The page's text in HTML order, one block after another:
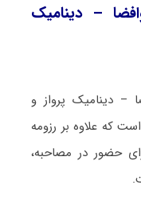
– دینامیک
– دینامیک پرواز و
که علاوه بر رزومه
حضور در مصاحبه،